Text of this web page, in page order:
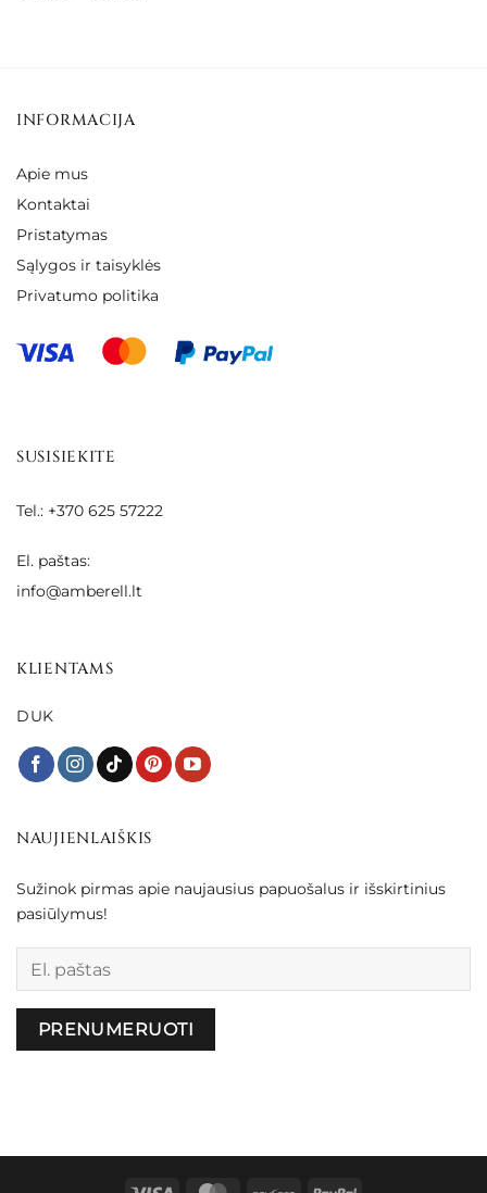
INFORMACIJA
Apie mus
Kontaktai
Pristatymas
Sąlygos ir taisyklės
Privatumo politika
SUSISIEKITE
Tel.: +370 625 57222
El. paštas:
info@amberell.lt
KLIENTAMS
DUK
NAUJIENLAIŠKIS
Sužinok pirmas apie naujausius papuošalus ir išskirtinius
pasiūlymus!
Palikite šį lauką tuščią.